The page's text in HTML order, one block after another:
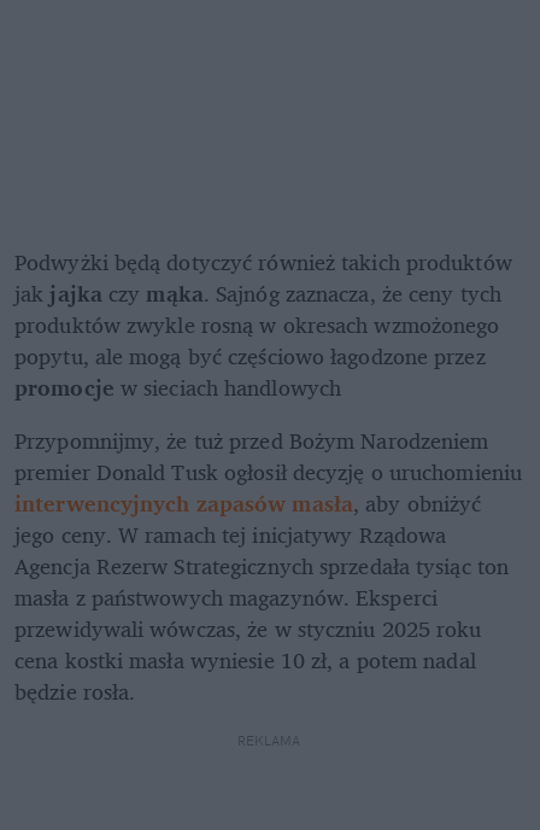
Podwyżki będą dotyczyć również takich produktów
jak jajka czy mąka. Sajnóg zaznacza, że ceny tych
produktów zwykle rosną w okresach wzmożonego
popytu, ale mogą być częściowo łagodzone przez
promocje w sieciach handlowych
Przypomnijmy, że tuż przed Bożym Narodzeniem
interwencyjnych zapasów masła, aby obniżyć
jego ceny. W ramach tej inicjatywy Rządowa
Agencja Rezerw Strategicznych sprzedała tysiąc ton
masła z państwowych magazynów. Eksperci
przewidywali wówczas, że w styczniu 2025 roku
cena kostki masła wyniesie 10 zł, a potem nadal
będzie rosła.
REKLAMA